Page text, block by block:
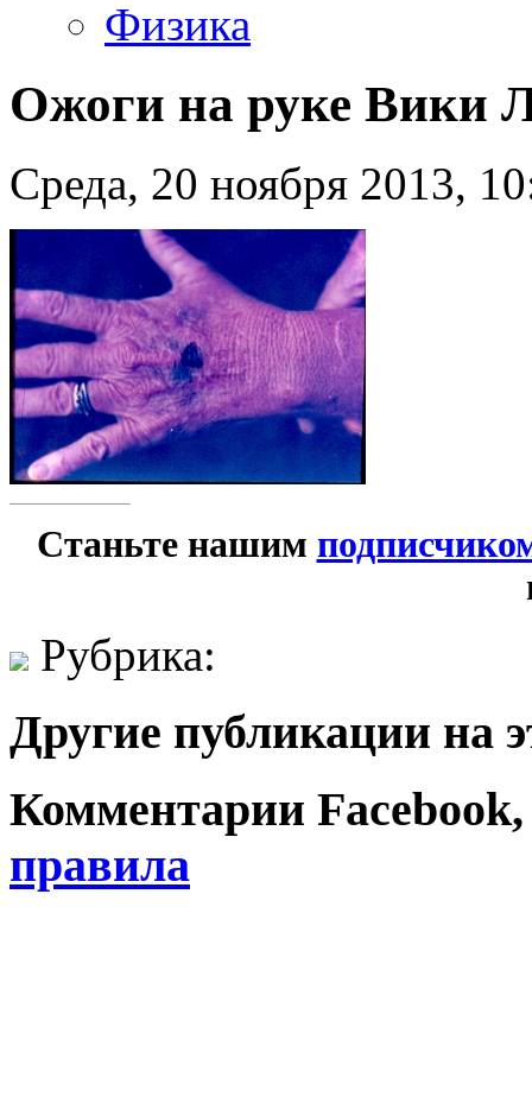
Физика
Ожоги на руке Вики
Среда, 20 ноября 2013,
Станьте нашим
Рубрика:
Другие публикации на
Комментарии
правила